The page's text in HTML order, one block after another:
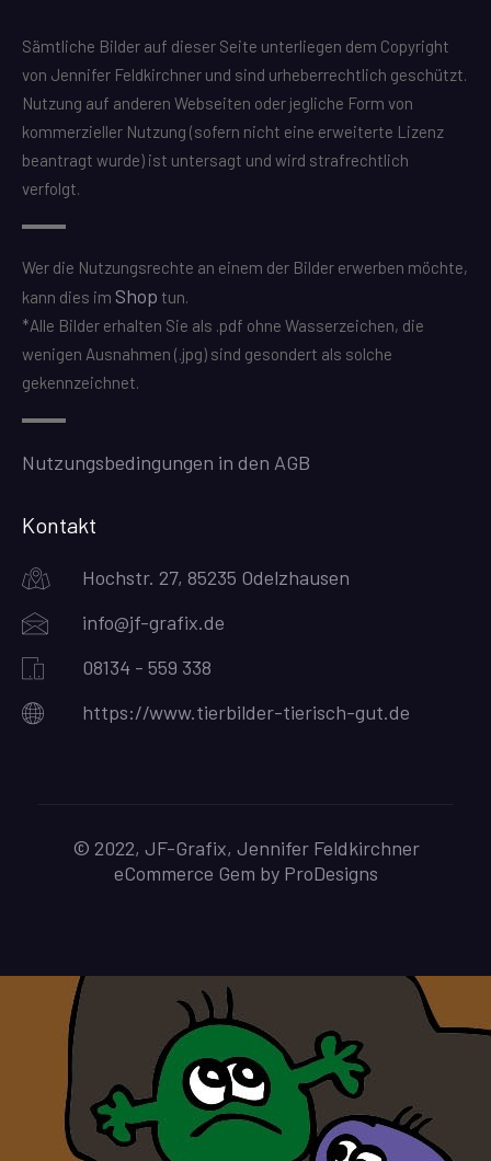
Sämtliche Bilder auf dieser Seite unterliegen dem Copyright
von Jennifer Feldkirchner und sind urheberrechtlich geschützt.
Nutzung auf anderen Webseiten oder jegliche Form von
kommerzieller Nutzung (sofern nicht eine erweiterte Lizenz
beantragt wurde) ist untersagt und wird strafrechtlich
verfolgt.
Wer die Nutzungsrechte an einem der Bilder erwerben möchte,
kann dies im Shop tun.
*Alle Bilder erhalten Sie als .pdf ohne Wasserzeichen, die
wenigen Ausnahmen (.jpg) sind gesondert als solche
gekennzeichnet.
Nutzungsbedingungen in den AGB
Kontakt
Hochstr. 27, 85235 Odelzhausen
info@jf-grafix.de
08134 - 559 338
https://www.tierbilder-tierisch-gut.de
© 2022, JF-Grafix, Jennifer Feldkirchner
eCommerce Gem by ProDesigns